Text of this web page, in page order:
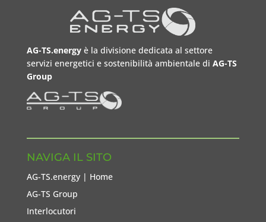
AG-TS.energyè la divisione dedicata al settore
servizi energetici e sostenibilità ambientale di AG-TS
Group
NAVIGA IL SITO
AG-TS.energy | Home
AG-TS Group
Interlocutori